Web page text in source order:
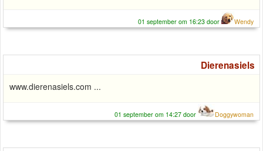
01 september om 16:23 door Wendy
Dierenasiels
www.dierenasiels.com ...
01 september om 14:27 door Doggywoman